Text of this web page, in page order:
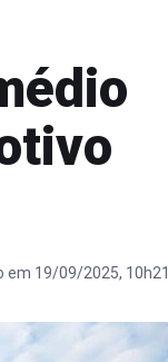
em 19/09/2025, 10h21